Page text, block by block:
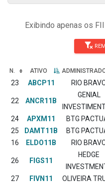
Exibindo apenas os
N. ATIVO
23 ABCP11 RIO
22 ANCR11B
GENIAL
24
APXM11 BTG
25
DAMT11B BTG
16
ELDO11B RIO
26 FIGS11
HEDGE
27 FIVN11 OLIVEIRA